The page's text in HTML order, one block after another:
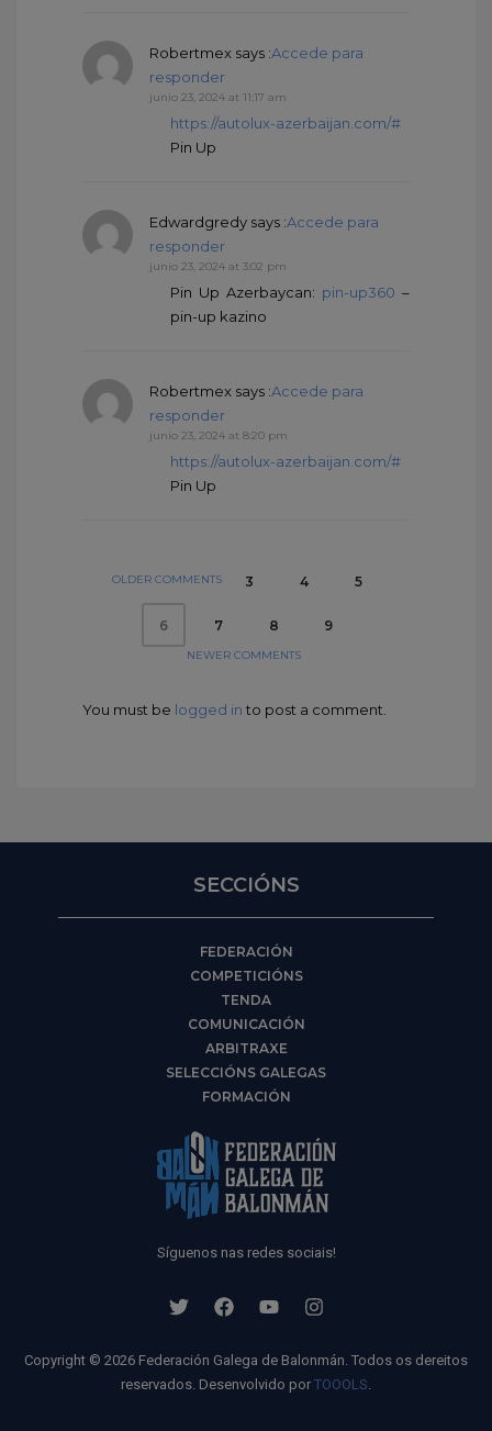
Robertmex says :Accede para
responder
junio 23, 2024 at 11:17 am
https://autolux-azerbaijan.com/#
Pin Up
Edwardgredy says :Accede para
responder
junio 23, 2024 at 3:02 pm
Pin Up Azerbaycan: pin-up360 –
pin-up kazino
Robertmex says :Accede para
responder
junio 23, 2024 at 8:20 pm
https://autolux-azerbaijan.com/#
Pin Up
OLDER COMMENTS 3 4 5
6 7 8 9
NEWER COMMENTS
You must be logged in to post a comment.
SECCIÓNS
FEDERACIÓN
COMPETICIÓNS
TENDA
COMUNICACIÓN
ARBITRAXE
SELECCIÓNS GALEGAS
FORMACIÓN
Síguenos nas redes sociais!
Copyright © 2026 Federación Galega de Balonmán. Todos os dereitos
reservados. Desenvolvido por TOOOLS